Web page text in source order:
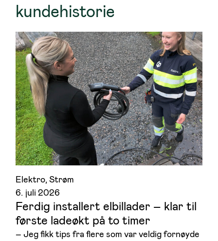
kundehistorie
Elektro, Strøm
6. juli 2026
Ferdig installert elbillader – klar til
første ladeøkt på to timer
– Jeg fikk tips fra flere som var veldig fornøyde